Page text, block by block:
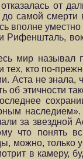
от
самой смерти
вполне уместно
мир
тех, кто по-
Аста не знала,
об этичности
за звездной
что понять
можно, только
в камеру,